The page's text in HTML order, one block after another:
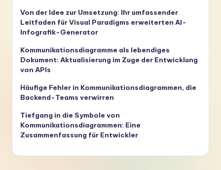
Von der Idee zur Umsetzung: Ihr umfassender
Leitfaden für Visual Paradigms erweiterten AI-
Infografik-Generator
Kommunikationsdiagramme als lebendiges
Dokument: Aktualisierung im Zuge der Entwicklung
von APIs
Häufige Fehler in Kommunikationsdiagrammen, die
Backend-Teams verwirren
Tiefgang in die Symbole von
Kommunikationsdiagrammen: Eine
Zusammenfassung für Entwickler